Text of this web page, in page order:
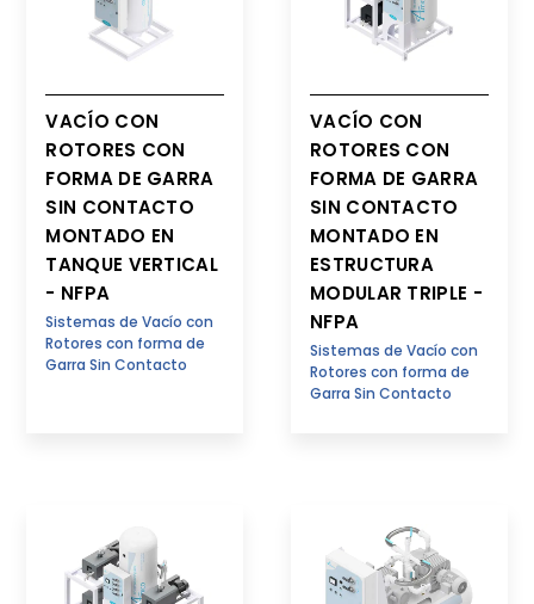
VACÍO CON
ROTORES CON
FORMA DE GARRA
SIN CONTACTO
MONTADO EN
TANQUE VERTICAL
- NFPA
Sistemas de Vacío con
Rotores con forma de
Garra Sin Contacto
VACÍO CON
ROTORES CON
FORMA DE GARRA
SIN CONTACTO
MONTADO EN
ESTRUCTURA
MODULAR TRIPLE -
NFPA
Sistemas de Vacío con
Rotores con forma de
Garra Sin Contacto